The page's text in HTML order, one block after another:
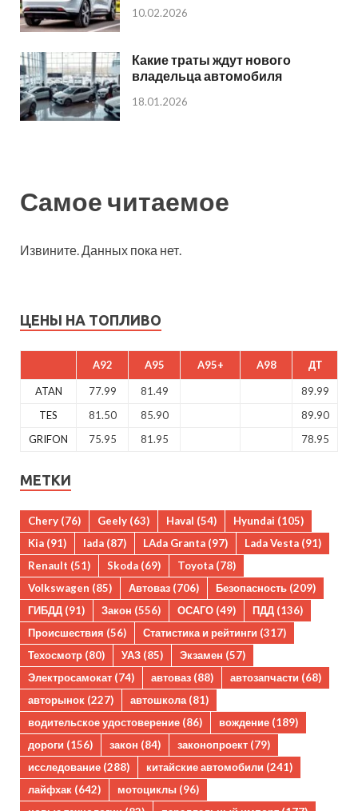
10.02.2026
Какие траты ждут нового
владельца автомобиля
18.01.2026
Самое читаемое
Извините. Данных пока нет.
ЦЕНЫ НА ТОПЛИВО
A92 A95 A95+ A98 ДТ
ATAN 77.99 81.49
89.99
TES
81.50 85.90
89.90
GRIFON
75.95 81.95 78.95
МЕТКИ
Chery (76) Geely (63) Haval (54) Hyundai (105)
Kia (91) lada (87) LAda Granta (97) Lada Vesta (91)
Renault (51) Skoda (69) Toyota (78)
Volkswagen (85) Автоваз (706) Безопасность (209)
ГИБДД (91) Закон (556) ОСАГО (49) ПДД (136)
Происшествия (56) Статистика и рейтинги (317)
Техосмотр (80) УАЗ (85) Экзамен (57)
Электросамокат (74) автоваз (88) автозапчасти (68)
авторынок (227) автошкола(81)
водительское удостоверение (86) вождение (189)
дороги (156) закон (84) законопроект (79)
исследование (288) китайские автомобили (241)
лайфхак (642) мотоциклы (96)